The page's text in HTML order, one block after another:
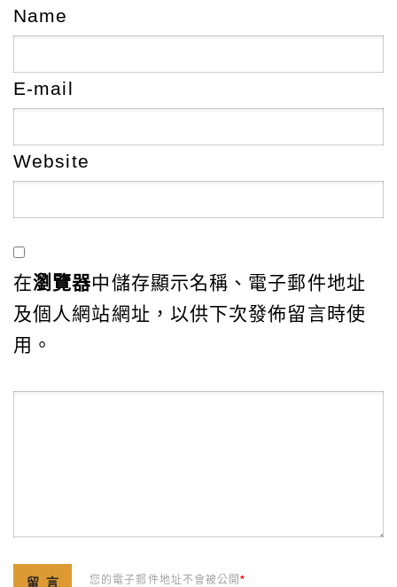
Name
E-mail
Website
在瀏覽器中儲存顯示名稱、電子郵件地址
及個人網站網址，以供下次發佈留言時使
用。
您的電子郵件地址不會被公開*